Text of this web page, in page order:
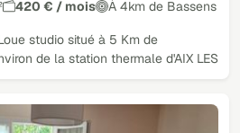
420 € / mois À 4km de Bassens
studio situé à 5 Km de
de la station thermale d'AIX LES